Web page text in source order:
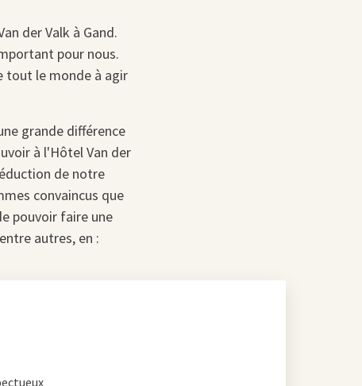
der Valk à Gand.
pour nous.
tout le monde à agir
grande différence
à l'Hôtel Van der
de notre
convaincus que
pouvoir faire une
autres, en :